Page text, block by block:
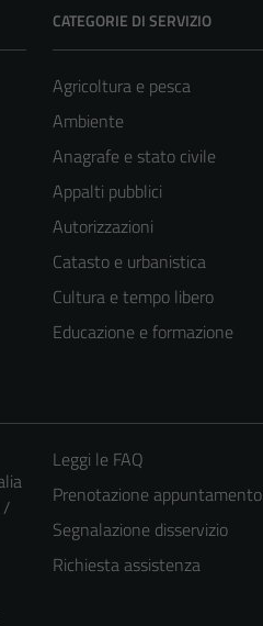
CATEGORIE DI SERVIZIO
Agricoltura e pesca
Ambiente
Anagrafe e stato civile
Appalti pubblici
Autorizzazioni
Catasto e urbanistica
Cultura e tempo libero
Educazione e formazione
/
Leggi le FAQ
Prenotazione appuntamento
Segnalazione disservizio
Richiesta assistenza